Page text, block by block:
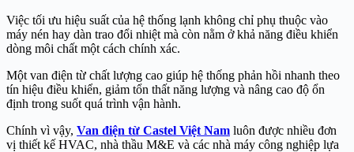
Việc tối ưu hiệu suất của hệ thống lạnh không chỉ phụ thuộc vào
máy nén hay dàn trao đổi nhiệt mà còn nằm ở khả năng điều khiển
dòng môi chất một cách chính xác.
Một van điện từ chất lượng cao giúp hệ thống phản hồi nhanh theo
tín hiệu điều khiển, giảm tổn thất năng lượng và nâng cao độ ổn
định trong suốt quá trình vận hành.
Chính vì vậy, Van điện từ Castel Việt Nam luôn được nhiều đơn
vị thiết kế HVAC, nhà thầu M&E và các nhà máy công nghiệp lựa